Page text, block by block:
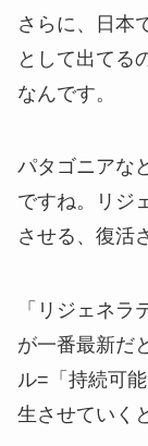
さらに、日本
として出てる
なんです。
パタゴニアな
ですね。リジ
させる、復活
「リジェネ
が一番最新だ
ル=「持続可
生させていく